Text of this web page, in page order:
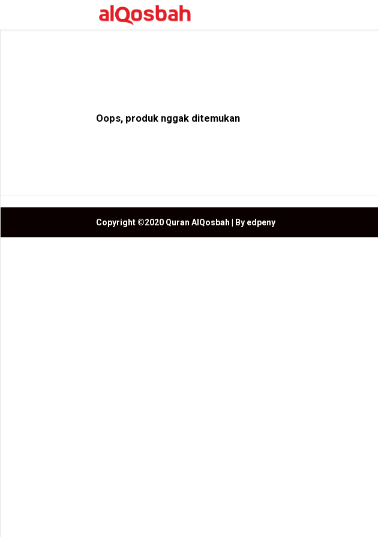
Oops, produk nggak ditemukan
Copyright ©2020 Quran AlQosbah | By edpeny